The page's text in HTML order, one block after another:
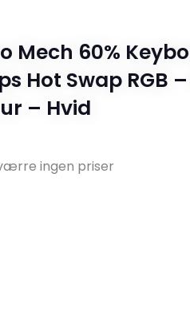
Mech 60%
Hot Swap RGB
– Hvid
ingen priser